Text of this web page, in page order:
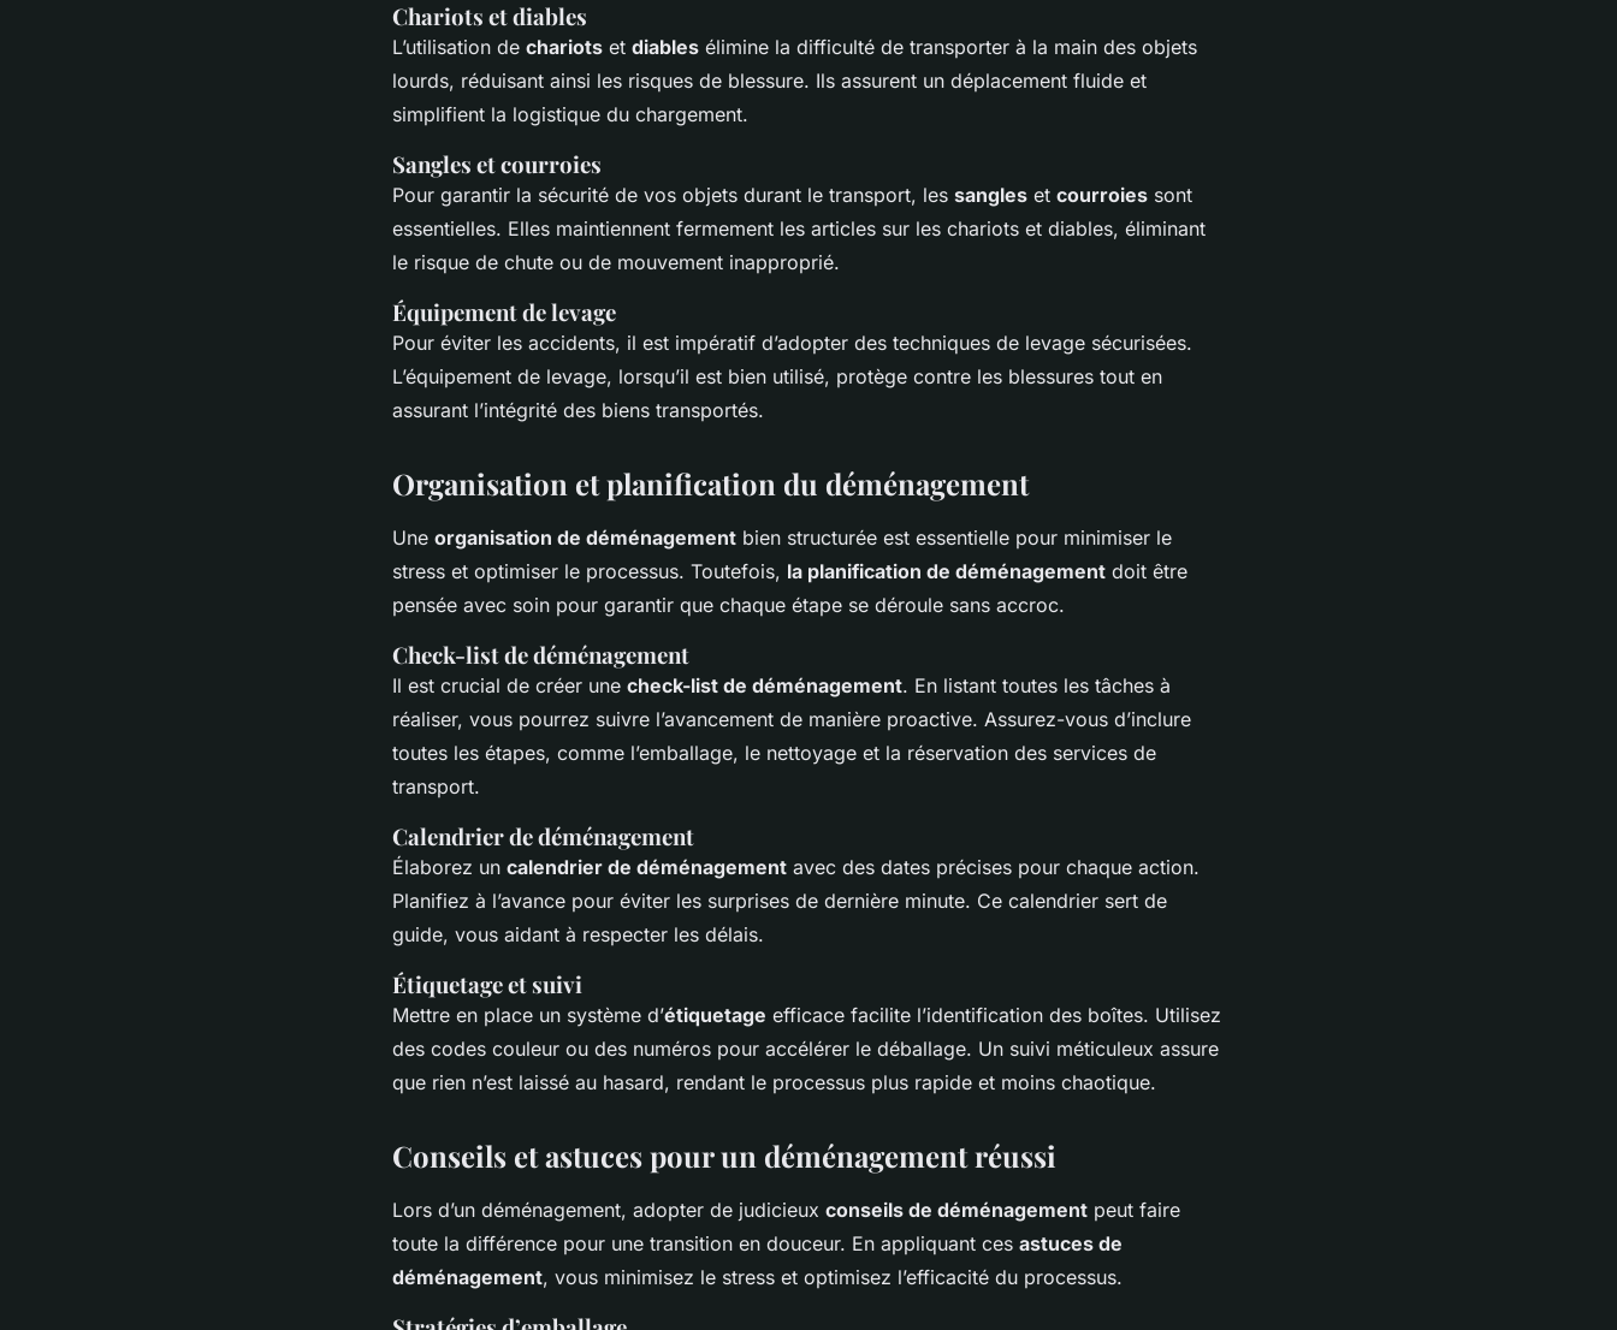
Chariots et diables
L’utilisation de chariots et diables élimine la difficulté de transporter à la main des objets
lourds, réduisant ainsi les risques de blessure. Ils assurent un déplacement fluide et
simplifient la logistique du chargement.
Sangles et courroies
Pour garantir la sécurité de vos objets durant le transport, les sangles et courroies sont
essentielles. Elles maintiennent fermement les articles sur les chariots et diables, éliminant
le risque de chute ou de mouvement inapproprié.
Équipement de levage
Pour éviter les accidents, il est impératif d’adopter des techniques de levage sécurisées.
L’équipement de levage, lorsqu’il est bien utilisé, protège contre les blessures tout en
assurant l’intégrité des biens transportés.
Organisation et planification du déménagement
Une organisation de déménagement bien structurée est essentielle pour minimiser le
stress et optimiser le processus. Toutefois, la planification de déménagement doit être
pensée avec soin pour garantir que chaque étape se déroule sans accroc.
Check-list de déménagement
Il est crucial de créer une check-list de déménagement. En listant toutes les tâches à
réaliser, vous pourrez suivre l’avancement de manière proactive. Assurez-vous d’inclure
toutes les étapes, comme l’emballage, le nettoyage et la réservation des services de
transport.
Calendrier de déménagement
Élaborez un calendrier de déménagement avec des dates précises pour chaque action.
Planifiez à l’avance pour éviter les surprises de dernière minute. Ce calendrier sert de
guide, vous aidant à respecter les délais.
Étiquetage et suivi
Mettre en place un système d’étiquetage efficace facilite l’identification des boîtes. Utilisez
des codes couleur ou des numéros pour accélérer le déballage. Un suivi méticuleux assure
que rien n’est laissé au hasard, rendant le processus plus rapide et moins chaotique.
Conseils et astuces pour un déménagement réussi
Lors d’un déménagement, adopter de judicieux conseils de déménagement peut faire
toute la différence pour une transition en douceur. En appliquant ces astuces de
déménagement, vous minimisez le stress et optimisez l’efficacité du processus.